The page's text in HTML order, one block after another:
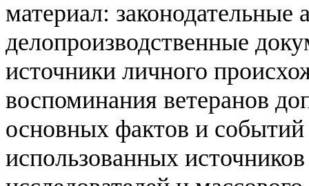
материал:
делопроизводственные
источники личного
воспоминания ветеранов
основных фактов и
использованных